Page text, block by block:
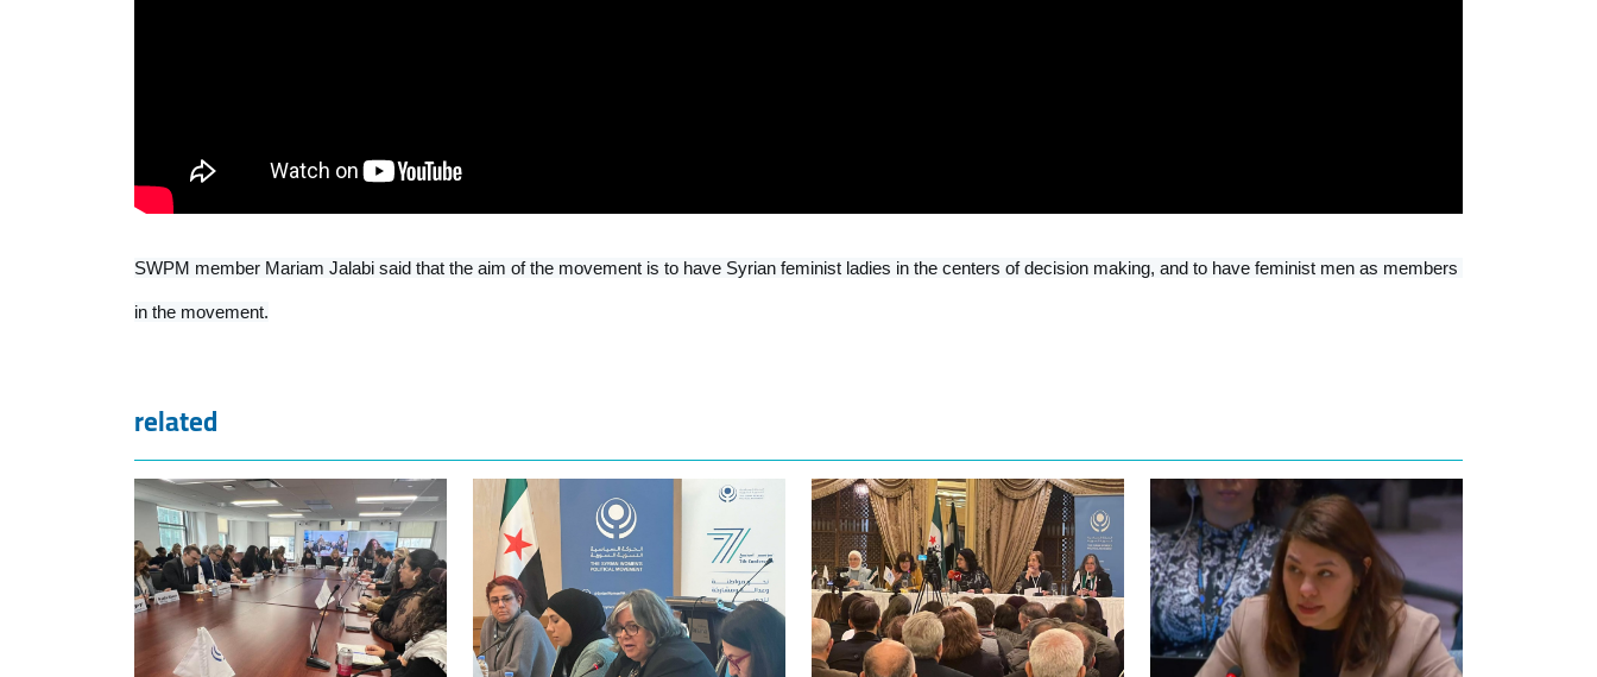
SWPM member Mariam Jalabi said that the aim of the movement is to have Syrian feminist ladies in the centers of decision making, and to have feminist men as members
in the movement.
related